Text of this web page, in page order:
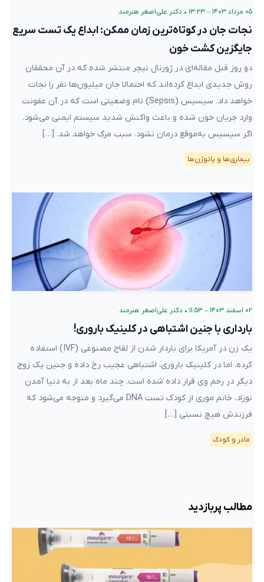
۰۵ مرداد ۱۴۰۳ – ۱۳:۲۳ • دکتر علی‌اصغر هنرمند
نجات جان در کوتاه‌ترین زمان ممکن: ابداع یک تست سریع
جایگزین کشت خون
دو روز قبل مقاله‌ای در ژورنال نیچر منتشر شده که در آن محققان
روش جدیدی ابداع کرده‌اند که احتمالا جان میلیون‌ها نفر را نجات
خواهد داد. سپسیس (Sepsis) نام وضعیتی است که در آن عفونت
وارد جریان خون شده و باعث واکنش شدید سیستم ایمنی می‌شود.
اگر سپسیس به‌موقع درمان نشود، سبب مرگ خواهد شد. […]
بیماری‌ها و پاتوژن‌ها
۰۲ اسفند ۱۴۰۳ – ۱۱:۵۳ • دکتر علی‌اصغر هنرمند
بارداری با جنین اشتباهی در کلینیک باروری!
یک زن در آمریکا برای باردار شدن از لقاح مصنوعی (IVF) استفاده
کرده، اما در کلینیک باروری، اشتباهی عجیب رخ داده و جنین یک زوج
دیگر در رحم وی قرار داده شده است. چند ماه بعد از به دنیا آمدن
نوزاد، خانم موری از کودک تست DNA می‌گیرد و متوجه می‌شود که
فرزندش هیچ نسبتی […]
مادر و کودک
مطالب پربازدید